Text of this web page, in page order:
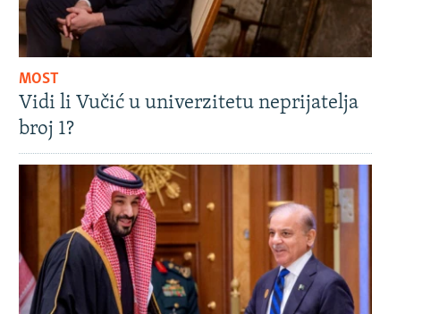
MOST
Vidi li Vučić u univerzitetu neprijatelja
broj 1?